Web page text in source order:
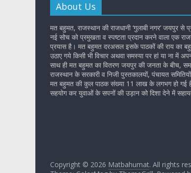
About Us
मत बहुमत, राजस्थान की राजधानी ‘गुलाबी नगर’ जयपुर से
नई सोच को प्रमुखता व स्पष्टता प्रदान करने वाला एक
प्रयास है। मत बहुमत दरअसल इसके पाठकों की राय का
उठाए गये किसी भी विचार अथवा समस्या पर हां या ना में
साथ ही मत बहुमत का वितरण जयपुर की जनता के बीच,
राजस्थान के सरकारी व निजी पुस्तकालयों, पंचायत
मत बहुमत की कुल पाठक संख्या 11 लाख के लगभग हो
सहयोग कर युवाओं के सपनों की उड़ान को दिशा देने में
Copyright © 2026 Matbahumat. All rights